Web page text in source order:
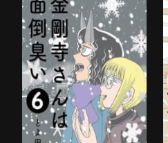
金剛寺さんは面倒臭
い 第6巻
購入する